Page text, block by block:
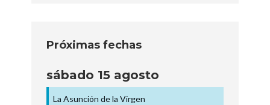
Próximas fechas
sábado 15 agosto
La Asunción de la Virgen